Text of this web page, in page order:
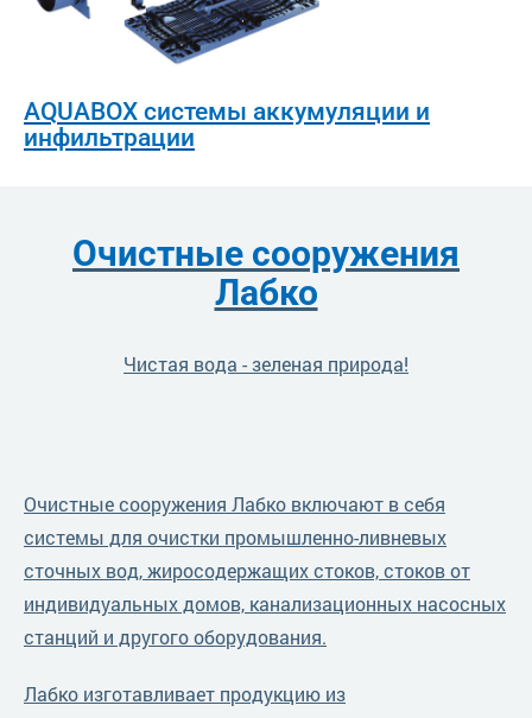
AQUABOX системы аккумуляции и
инфильтрации
Очистные сооружения
Лабко
Чистая вода - зеленая природа!
Очистные сооружения Лабко включают в себя
системы для очистки промышленно-ливневых
сточных вод, жиросодержащих стоков, стоков от
индивидуальных домов, канализационных насосных
станций и другого оборудования.
Лабко изготавливает продукцию из